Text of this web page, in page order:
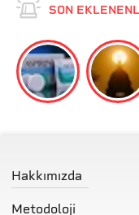
SON
Hakkımızda
Metodoloji